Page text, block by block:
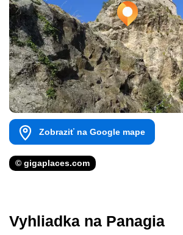
Zobraziť na Google mape
© gigaplaces.com
Vyhliadka na Panagia